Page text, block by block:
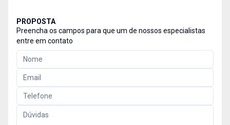
PROPOSTA
Preencha os campos para que um de nossos especialistas
entre em contato